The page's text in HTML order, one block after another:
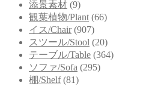
添景素材 (9)
観葉植物/Plant (66)
イス/Chair (907)
スツール/Stool (20)
テーブル/Table (364)
ソファ/Sofa (295)
棚/Shelf (81)